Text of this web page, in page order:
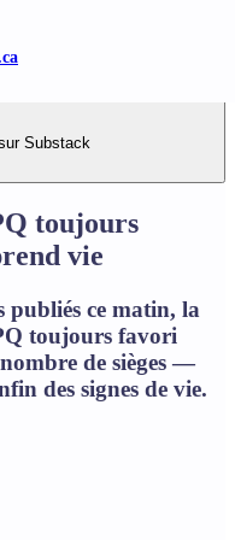
Substack
toujours
vie
publiés ce matin, la
toujours favori
de sièges —
des signes de vie.